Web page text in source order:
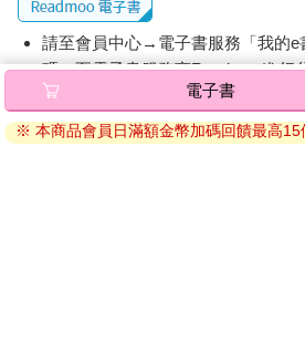
請至會員中心→電子書服務「我的e
碼』至電子書服務商Readmoo進行
退換貨須知：
因版權保護，您在金石堂所購買的
電子書
※ 本商品會員日滿額金幣加碼回饋最高15